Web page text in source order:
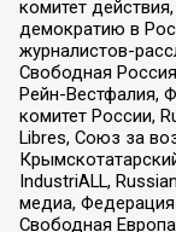
комитет
демократию в
журналистов-
Свободная
Рейн-Вестфалия,
комитет России,
Libres, Союз за
IndustriALL,
медиа, Федерация
Свободная